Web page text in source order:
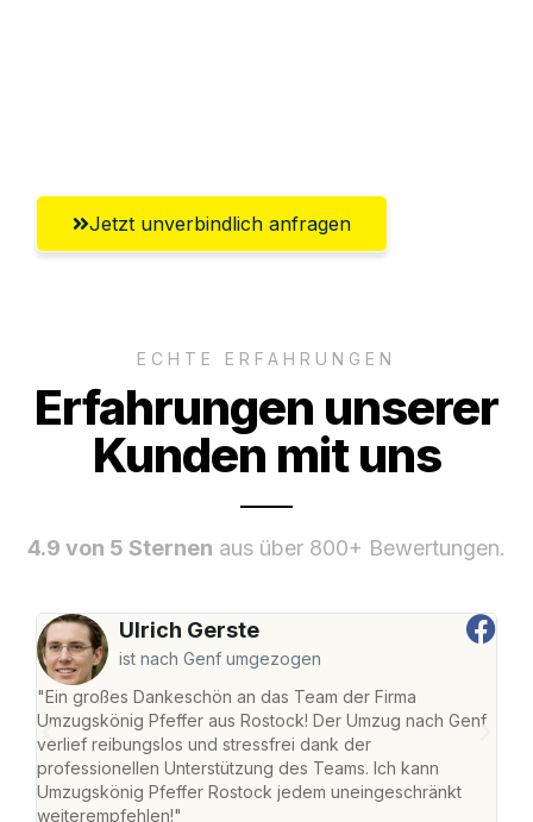
Jetzt unverbindlich anfragen
ECHTE ERFAHRUNGEN
Erfahrungen unserer
Kunden mit uns
4.9 von 5 Sternen aus über 800+ Bewertungen.
Ulrich Gerste
ist nach Genf umgezogen
"Ein großes Dankeschön an das Team der Firma
Umzugskönig Pfeffer aus Rostock! Der Umzug nach Genf
verlief reibungslos und stressfrei dank der
professionellen Unterstützung des Teams. Ich kann
Umzugskönig Pfeffer Rostock jedem uneingeschränkt
weiterempfehlen!"